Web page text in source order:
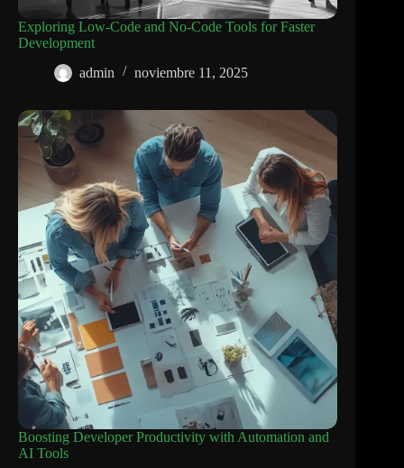
Exploring Low-Code and No-Code Tools for Faster
Development
admin
noviembre 11, 2025
Boosting Developer Productivity with Automation and
AI Tools